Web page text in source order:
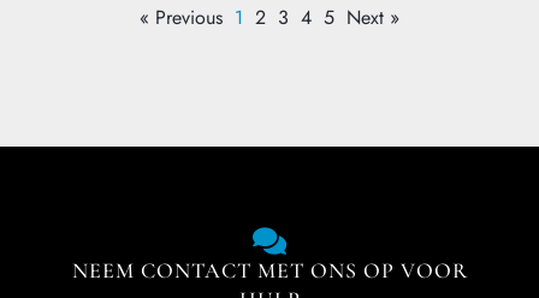
« Previous 1 2 3 4 5 Next »
NEEM CONTACT MET ONS OP VOOR